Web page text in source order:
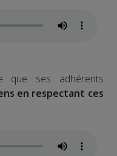
que ses adhérents
en respectant ces